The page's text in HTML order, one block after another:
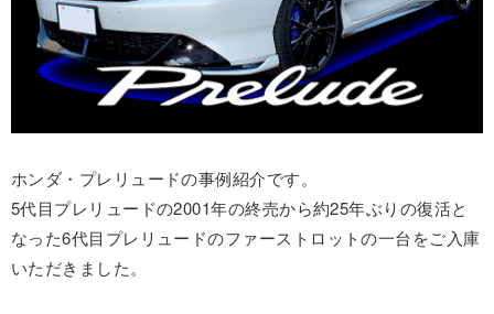
ホンダ・プレリュードの事例紹介です。
5代目プレリュードの2001年の終売から約25年ぶりの復活と
なった6代目プレリュードのファーストロットの一台をご入庫
いただきました。